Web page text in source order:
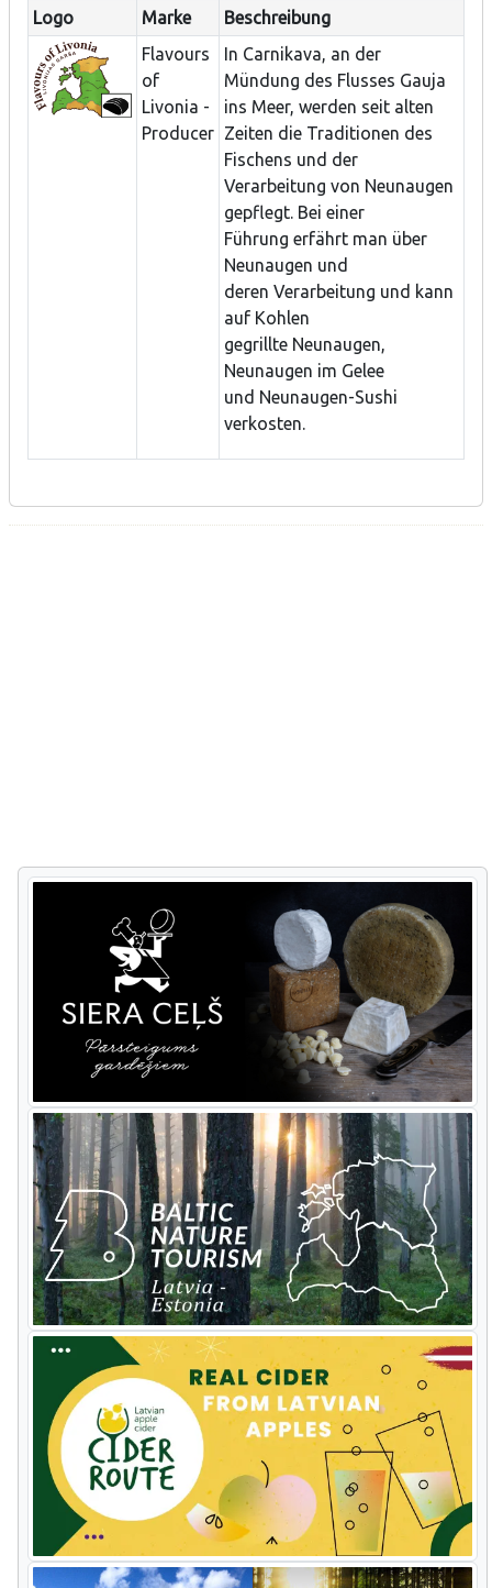
Logo Marke
Beschreibung
Flavours
of
Livonia -
Producer
In Carnikava, an der
Mündung des Flusses Gauja
ins Meer, werden seit alten
Zeiten die Traditionen des
Fischens und der
Verarbeitung von Neunaugen
gepflegt. Bei einer
Führung erfährt man über
Neunaugen und
deren Verarbeitung und kann
auf Kohlen
gegrillte Neunaugen,
Neunaugen im Gelee
und Neunaugen-Sushi
verkosten.